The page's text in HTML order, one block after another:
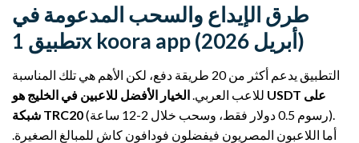
طرق الإيداع والسحب المدعومة في
تطبيق 1x koora app (أبريل 2026)
التطبيق يدعم أكثر من 20 طريقة دفع، لكن الأهم هي تلك المناسبة
للاعب العربي. الخيار الأفضل للاعبين في الخليج هو USDT على
شبكة TRC20(رسوم 0.5 دولار فقط، وسحب خلال 2-12 ساعة).
أما اللاعبون المصريون فيفضلون فودافون كاش للمبالغ الصغيرة.